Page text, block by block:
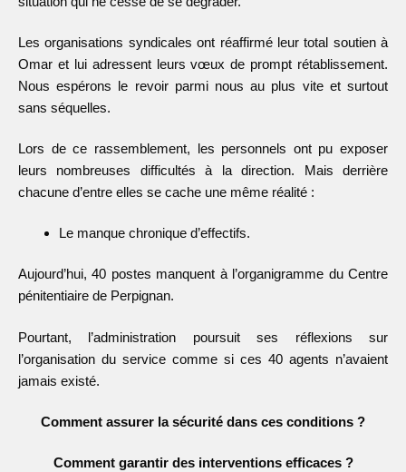
Les organisations syndicales ont réaffirmé leur total soutien à
Omar et lui adressent leurs vœux de prompt rétablissement.
Nous espérons le revoir parmi nous au plus vite et surtout
sans séquelles.
Lors de ce rassemblement, les personnels ont pu exposer
leurs nombreuses difficultés à la direction. Mais derrière
chacune d’entre elles se cache une même réalité :
Le manque chronique d’effectifs.
Aujourd’hui, 40 postes manquent à l’organigramme du Centre
pénitentiaire de Perpignan.
Pourtant, l’administration poursuit ses réflexions sur
l’organisation du service comme si ces 40 agents n’avaient
jamais existé.
Comment assurer la sécurité dans ces conditions ?
Comment garantir des interventions efficaces ?